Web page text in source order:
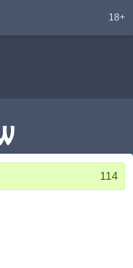
18+
114